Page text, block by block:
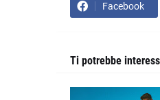
Facebook
Ti potrebbe